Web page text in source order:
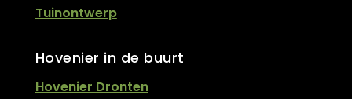
Tuinontwerp
Hovenier in de buurt
Hovenier Dronten